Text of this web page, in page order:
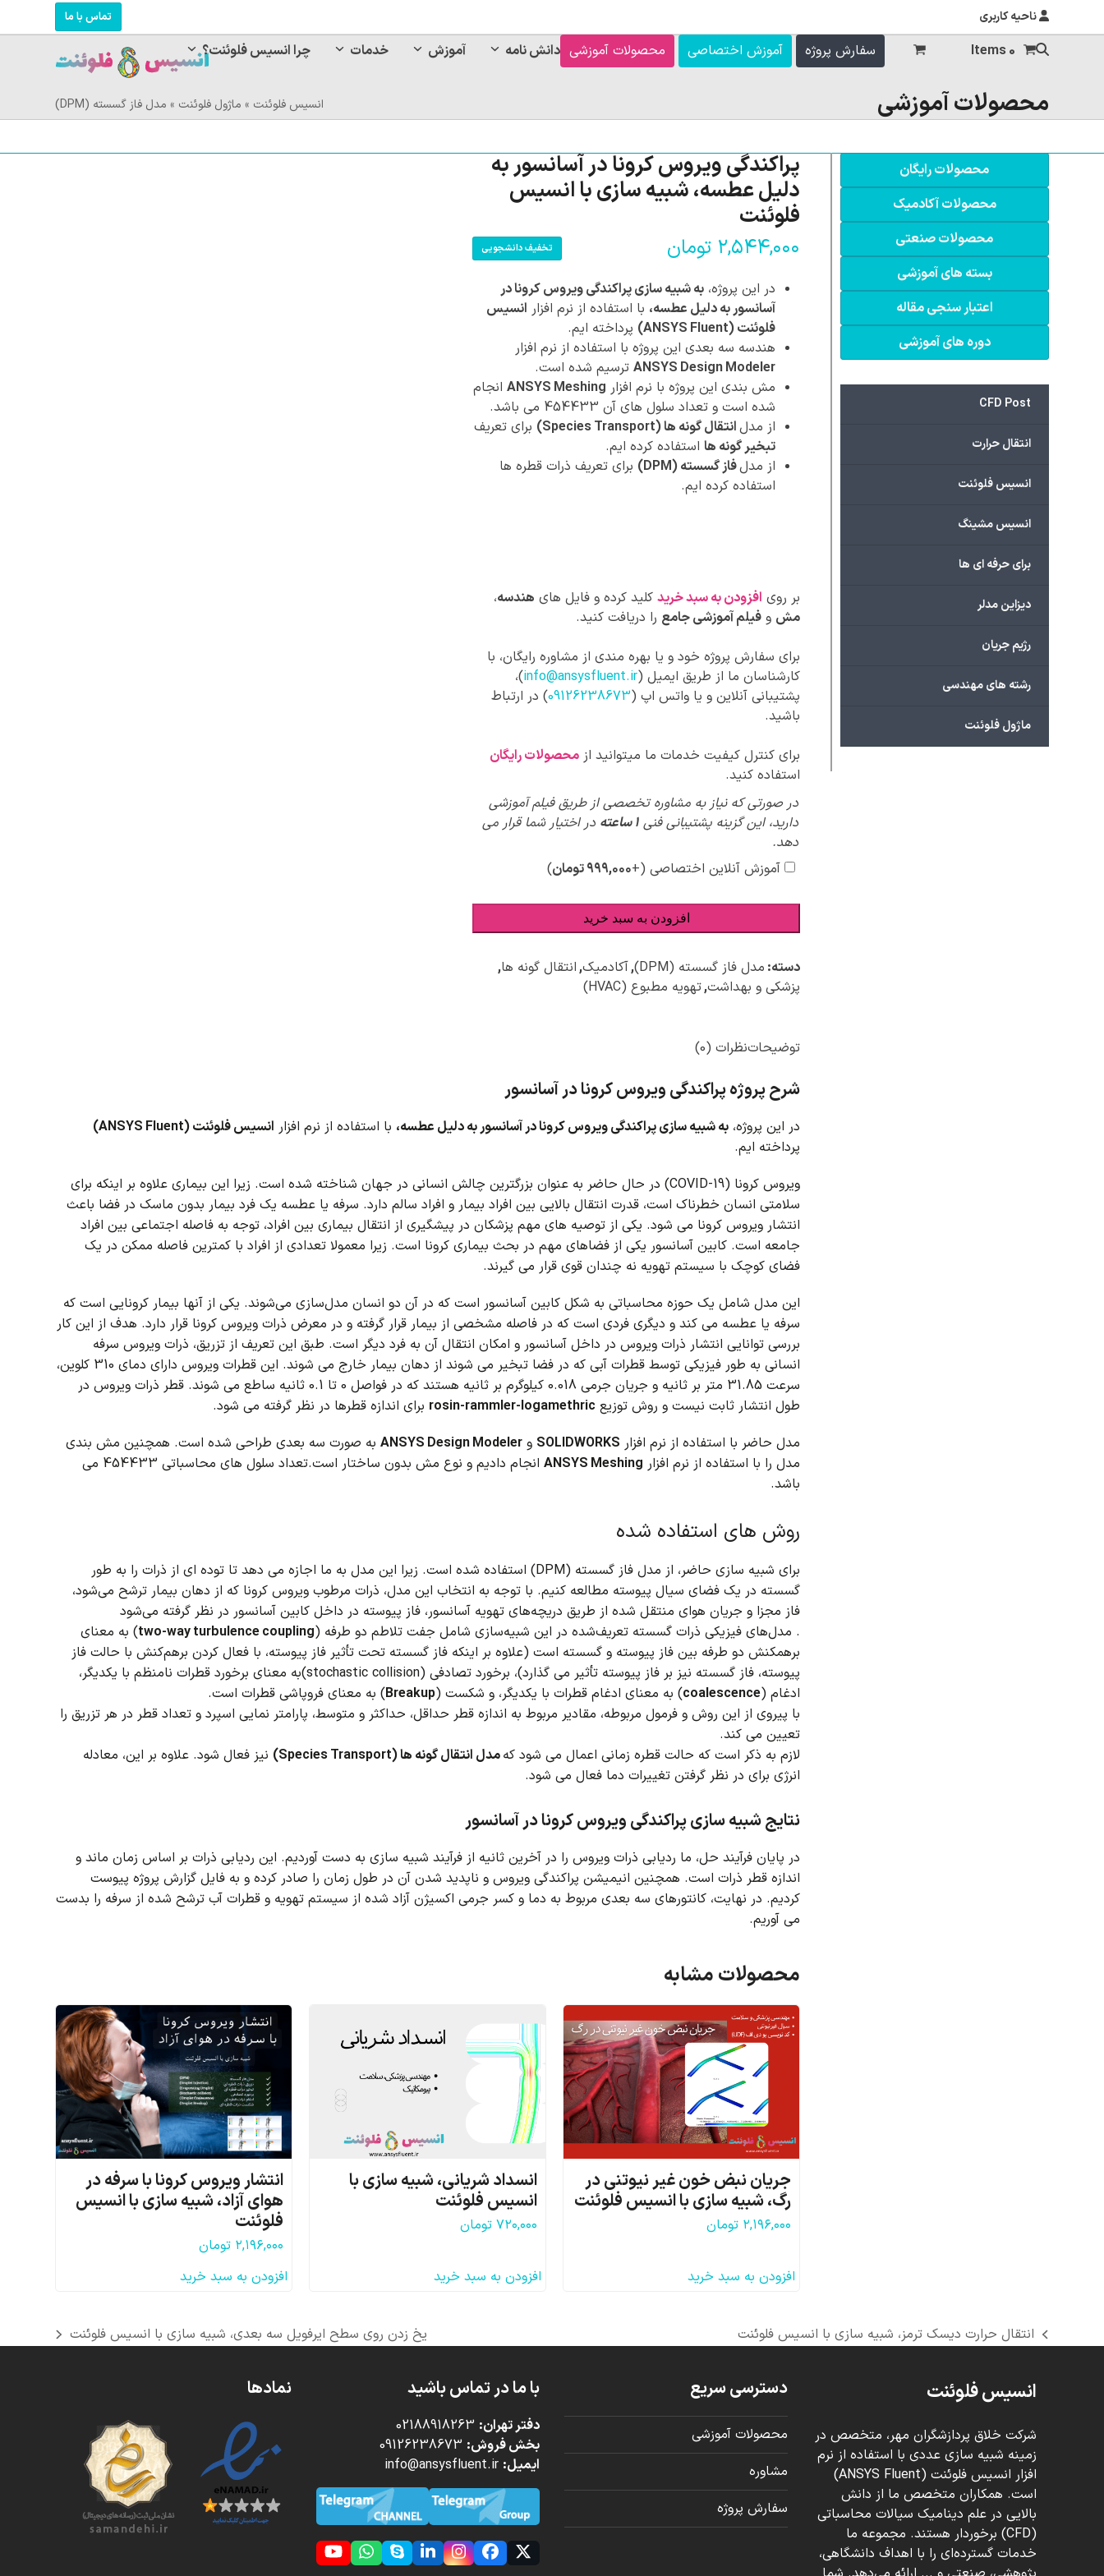
ناحیه کاربری تماس با ما
چرا انسیس فلوئنت؟ خدمات آموزش دانش نامه محصولات آموزشی آموزش اختصاصی سفارش پروژه 0 Items
محصولات آموزشی انسیس فلوئنت » ماژول فلوئنت » مدل فاز گسسته (DPM)
پراکندگی ویروس کرونا در آسانسور به
دلیل عطسه، شبیه سازی با انسیس
فلوئنت
۲,۵۴۴,۰۰۰ تومان تخفیف دانشجویی
در این پروژه، به شبیه سازی پراکندگی ویروس کرونا در
آسانسور به دلیل عطسه، با استفاده از نرم افزار انسیس
فلوئنت (ANSYS Fluent)
پرداخته ایم.
هندسه سه بعدی این پروژه با استفاده از نرم افزار
ANSYS Design Modelerترسیم شده است.
مش بندی این پروژه با نرم افزار ANSYS Meshingانجام
شده است و تعداد سلول های آن 454433 می باشد.
از مدلانتقال گونه ها (Species Transport)
برای تعریف
تبخیر گونه هااستفاده کرده ایم.
از مدلفاز گسسته (DPM)
برای تعریف ذرات قطره ها
استفاده کرده ایم.
بر روی افزودن به سبد خریدکلید کرده و فایل های هندسه،
مش و فیلم آموزشی جامع را دریافت کنید.
برای سفارش پروژه خود و یا بهره مندی از مشاوره رایگان، با
کارشناسان ما از طریق ایمیل (info@ansysfluent.ir)،
پشتیبانی آنلاین و یا واتس اپ (09126238673) در ارتباط
باشید.
برای کنترل کیفیت خدمات ما میتوانید از محصولات رایگان
استفاده کنید.
در صورتی که نیاز به مشاوره تخصصی از طریق فیلم آموزشی
دارید، این گزینه پشتیبانی فنی 1 ساعته
در اختیار شما قرار می
دهد.
آموزش آنلاین اختصاصی (+۹۹۹,۰۰۰تومان)
افزودن به سبد خرید
دسته: مدل فاز گسسته (DPM) ,آکادمیک,انتقال گونه ها,
پزشکی و بهداشت,تهویه مطبوع (HVAC)
توضیحاتنظرات (0)
شرح پروژه پراکندگی ویروس کرونا در آسانسور
در این پروژه، به شبیه سازی پراکندگی ویروس کرونا در آسانسور به دلیل عطسه، با استفاده از نرم افزار انسیس فلوئنت (ANSYS Fluent)
پرداخته ایم.
ویروس کرونا (COVID-19) در حال حاضر به عنوان بزرگترین چالش انسانی در جهان شناخته شده است.
زیرا این بیماری علاوه بر اینکه برای
سلامتی انسان خطرناک است، قدرت انتقال بالایی بین افراد بیمار و افراد سالم دارد. سرفه یا عطسه یک فرد بیمار بدون ماسک در فضا باعث
انتشار ویروس کرونا می شود. یکی از توصیه های مهم پزشکان در پیشگیری از انتقال بیماری بین افراد، توجه به فاصله اجتماعی بین افراد
جامعه است. کابین آسانسور یکی از فضاهای مهم در بحث بیماری کرونا است. زیرا معمولا تعدادی از افراد با کمترین فاصله ممکن در یک
فضای کوچک با سیستم تهویه نه چندان قوی قرار می گیرند.
این مدل شامل یک حوزه محاسباتی به شکل کابین آسانسور است که در آن دو انسان مدل‌سازی می‌شوند. یکی از آنها بیمار کرونایی است که
سرفه یا عطسه می کند و دیگری فردی است که در فاصله مشخصی از بیمار قرار گرفته و در معرض ذرات ویروس کرونا قرار دارد. هدف از این کار
بررسی توانایی انتشار ذرات ویروس در داخل آسانسور و امکان انتقال آن به فرد دیگر است. طبق این تعریف از تزریق، ذرات ویروس سرفه
انسانی به طور فیزیکی توسط قطرات آبی که در فضا تبخیر می شوند از دهان بیمار خارج می شوند.
این قطرات ویروس دارای دمای 310 کلوین،
سرعت 31.85 متر بر ثانیه و جریان جرمی 0.018 کیلوگرم بر ثانیه هستند که در فواصل 0 تا 0.1 ثانیه ساطع می شوند.
قطر ذرات ویروس در
طول انتشار ثابت نیست و روش توزیع rosin-rammler-logamethric برای اندازه قطرها در نظر گرفته می شود.
مدل حاضر با استفاده از نرم افزار SOLIDWORKS و ANSYS Design Modelerبه صورت سه بعدی طراحی شده است. همچنین مش بندی
مدل را با استفاده از نرم افزار ANSYS Meshingانجام دادیم و نوع مش بدون ساختار است.تعداد سلول های محاسباتی
454433 می
باشد.
روش های استفاده شده
برای شبیه سازی حاضر، از مدل فاز گسسته (DPM) استفاده شده است.
زیرا این مدل به ما اجازه می دهد تا توده ای از ذرات را به طور
گسسته در یک فضای سیال پیوسته مطالعه کنیم. با توجه به انتخاب این مدل، ذرات مرطوب ویروس کرونا که از دهان بیمار ترشح می‌شود،
فاز مجزا و جریان هوای منتقل شده از طریق دریچه‌های تهویه آسانسور، فاز پیوسته در داخل کابین آسانسور در نظر گرفته می‌شود
. مدل‌های فیزیکی ذرات گسسته تعریف‌شده در این شبیه‌سازی شامل جفت تلاطم دو طرفه (two-way turbulence coupling) به معنای
برهمکنش دو طرفه بین فاز پیوسته و گسسته است (علاوه بر اینکه فاز گسسته تحت تأثیر فاز پیوسته، با فعال کردن برهم‌کنش با حالت فاز
پیوسته،
فاز گسسته نیز بر فاز پیوسته تأثیر می گذارد)، برخورد تصادفی (stochastic collision)به معنای برخورد قطرات نامنظم با یکدیگر،
ادغام (coalescence) به معنای ادغام قطرات با یکدیگر، و شکست (Breakup) به معنای فروپاشی قطرات است.
با پیروی از این روش و فرمول مربوطه، مقادیر مربوط به اندازه قطر حداقل، حداکثر و متوسط، پارامتر نمایی اسپرد و تعداد قطر در هر تزریق را
تعیین می کند.
لازم به ذکر است که حالت قطره زمانی اعمال می شود کهمدل انتقال گونه ها (Species Transport) نیز فعال شود. علاوه بر این، معادله
انرژی برای در نظر گرفتن تغییرات دما فعال می شود.
نتایج شبیه سازی پراکندگی ویروس کرونا در آسانسور
در پایان فرآیند حل، ما ردیابی ذرات ویروس را در آخرین ثانیه از فرآیند شبیه سازی به دست آوردیم. این ردیابی ذرات بر اساس زمان ماند و
اندازه قطر ذرات است. همچنین انیمیشن پراکندگی ویروس و ناپدید شدن آن در طول زمان را صادر کرده و به فایل گزارش پروژه پیوست
کردیم. در نهایت، کانتورهای سه بعدی مربوط به دما و کسر جرمی اکسیژن آزاد شده از سیستم تهویه و قطرات آب ترشح شده از سرفه را بدست
می آوریم.
محصولات مشابه
جریان نبض خون غیر نیوتنی در
رگ، شبیه سازی با انسیس فلوئنت
۲,۱۹۶,۰۰۰ تومان
افزودن به سبد خرید
انسداد شریانی، شبیه سازی با
انسیس فلوئنت
۷۲۰,۰۰۰ تومان
افزودن به سبد خرید
انتشار ویروس کرونا با سرفه در
هوای آزاد، شبیه سازی با انسیس
فلوئنت
۲,۱۹۶,۰۰۰ تومان
افزودن به سبد خرید
محصولات رایگان
محصولات آکادمیک
محصولات صنعتی
بسته های آموزشی
اعتبار سنجی مقاله
دوره های آموزشی
CFD Post
انتقال حرارت
انسیس فلوئنت
انسیس مشینگ
برای حرفه ای ها
دیزاین مدلر
رژیم جریان
رشته های مهندسی
ماژول فلوئنت
previous
انتقال حرارت دیسک ترمز، شبیه سازی با انسیس فلوئنت
next
یخ زدن روی سطح ایرفویل سه بعدی، شبیه سازی با انسیس فلوئنت
انسیس فلوئنت
شرکت خلاق پردازشگران مهر، متخصص در
زمینه شبیه سازی عددی با استفاده از نرم
افزار انسیس فلوئنت (ANSYS Fluent)
است. همکاران متخصص ما از دانش
بالایی در علم دینامیک سیالات محاسباتی
(CFD) برخوردار هستند. مجموعه ما
خدمات گسترده‌ای را با اهداف دانشگاهی،
دسترسی سریع
محصولات آموزشی
مشاوره
سفارش پروژه
با ما در تماس باشید
دفتر تهران:
بخش فروش:
ایمیل: info@ansysfluent.ir
Twitter
Facebook
Instagram
LinkedIn
Skype
Whatsapp
YouTube
نمادها